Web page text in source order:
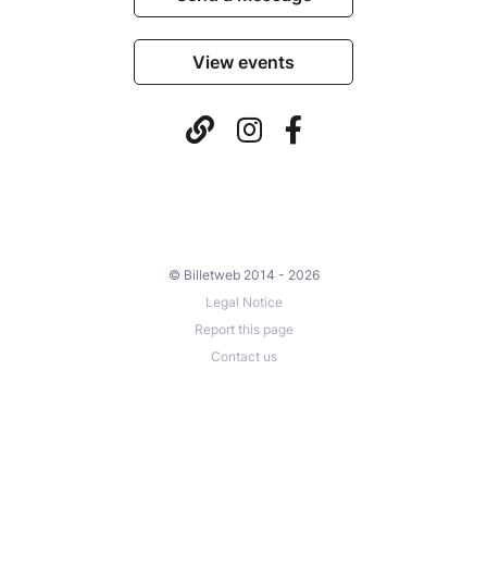
View events
© Billetweb 2014 - 2026
Legal Notice
Report this page
Contact us